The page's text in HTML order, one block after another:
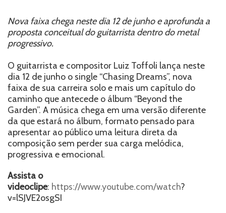
Nova faixa chega neste dia 12 de junho e aprofunda a
proposta conceitual do guitarrista dentro do metal
progressivo.
O guitarrista e compositor Luiz Toffoli lança neste
dia 12 de junho o single “Chasing Dreams”, nova
faixa de sua carreira solo e mais um capítulo do
caminho que antecede o álbum “Beyond the
Garden”. A música chega em uma versão diferente
da que estará no álbum, formato pensado para
apresentar ao público uma leitura direta da
composição sem perder sua carga melódica,
progressiva e emocional.
Assista o
videoclipe: https://www.youtube.com/watch?
v=lSJVE2osgSI